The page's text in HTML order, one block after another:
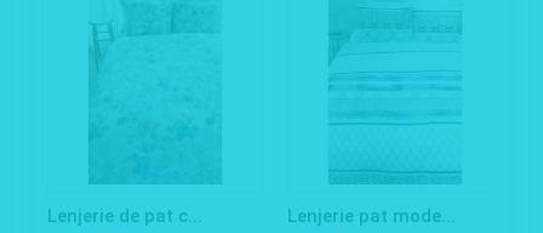
Lenjerie de pat c... Lenjerie pat mode...